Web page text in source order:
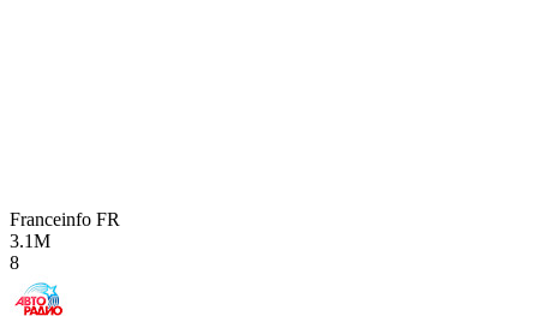
Franceinfo FR
3.1M
8